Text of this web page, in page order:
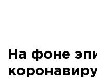
На фоне